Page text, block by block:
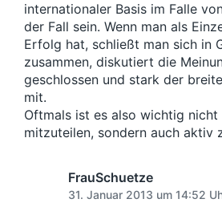
internationaler Basis im Falle
der Fall sein. Wenn man als
Erfolg hat, schließt man sich in
zusammen, diskutiert die
geschlossen und stark der
mit.
Oftmals ist es also wichtig nicht
mitzuteilen, sondern auch aktiv
FrauSchuetze
31. Januar 2013 um 14:52